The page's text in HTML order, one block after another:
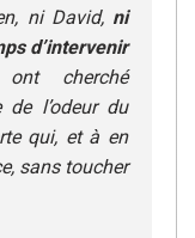
ni David, ni
d’intervenir
cherché
l’odeur du
qui, et à en
sans toucher